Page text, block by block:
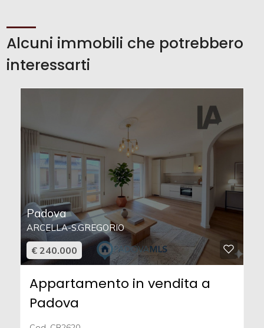
Alcuni immobili che potrebbero
interessarti
Padova
ARCELLA-S.GREGORIO
€ 240.000
Appartamento in vendita a
Padova